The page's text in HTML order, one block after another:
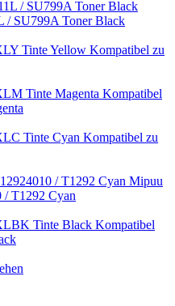
/ SU799A Toner Black
Kompatibel zu
Kompatibel
Kompatibel zu
Mipuu
/ T1292 Cyan
Kompatibel